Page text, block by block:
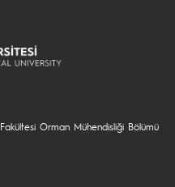
Orman Mühendisliği Bölümü